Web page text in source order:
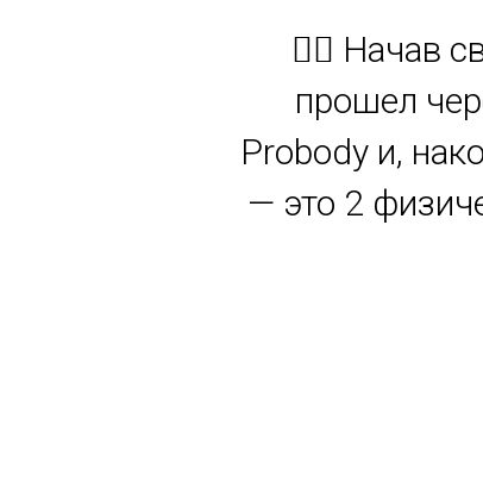
🏋️‍♂️ Начав
прошел
Probody и,
— это 2